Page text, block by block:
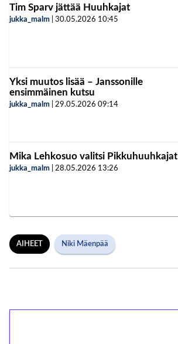
Tim Sparv jättää Huuhkajat
jukka_malm 30.05.2026 10:45
Yksi muutos lisää – Janssonille
ensimmäinen kutsu
jukka_malm 29.05.2026 09:14
Mika Lehkosuo valitsi Pikkuhuuhkajat
jukka_malm 28.05.2026 13:26
AIHEET Niki Mäenpää